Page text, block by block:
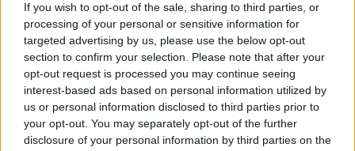
If you wish to opt-out of the sale, sharing to third parties, or
processing of your personal or sensitive information for
targeted advertising by us, please use the below opt-out
section to confirm your selection. Please note that after your
opt-out request is processed you may continue seeing
interest-based ads based on personal information utilized by
us or personal information disclosed to third parties prior to
your opt-out. You may separately opt-out of the further
disclosure of your personal information by third parties on the
07 sierpnia 2026 | 11:43
Przeor Jasnej Góry: „W pieszym pielgrzymowaniu jest coś
niezwykłego”
07 sierpnia 2026 | 11:29
Zakończenie peregrynacji relikwii św. Teresy od Dzieciątka Jezus
i jej rodziców